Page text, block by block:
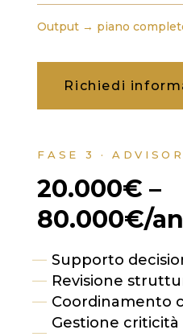
Output → piano
Richiedi
FASE 3 ·
20.000€ –
80.000€/
Supporto
Revisione
Coordinamento
Gestione